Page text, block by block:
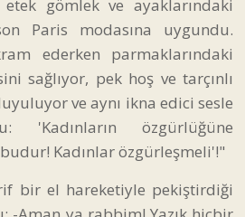
gömlek ve ayaklarındaki
Paris modasına uygundu.
ederken parmaklarındaki
sağlıyor, pek hoş ve tarçınlı
ve aynı ikna edici sesle
'Kadınların özgürlüğüne
budur! Kadınlar özgürleşmeli'!"
bir el hareketiyle pekiştirdiği